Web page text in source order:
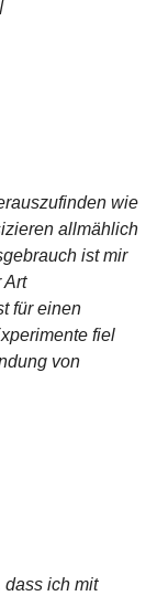
wie
allmählich
ist mir
Art
für einen
fiel
von
ich mit